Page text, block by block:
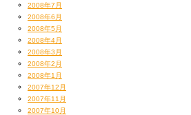
2008年7月
2008年6月
2008年5月
2008年4月
2008年3月
2008年2月
2008年1月
2007年12月
2007年11月
2007年10月